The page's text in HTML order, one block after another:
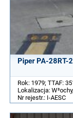
Piper PA-28RT-
Rok: 1979; TTAF:
Lokalizacja:
Nr rejestr.: I-AESC